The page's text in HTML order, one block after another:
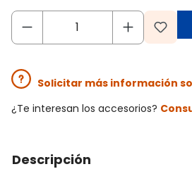
Solicitar más información
¿Te interesan los accesorios?
Descripción